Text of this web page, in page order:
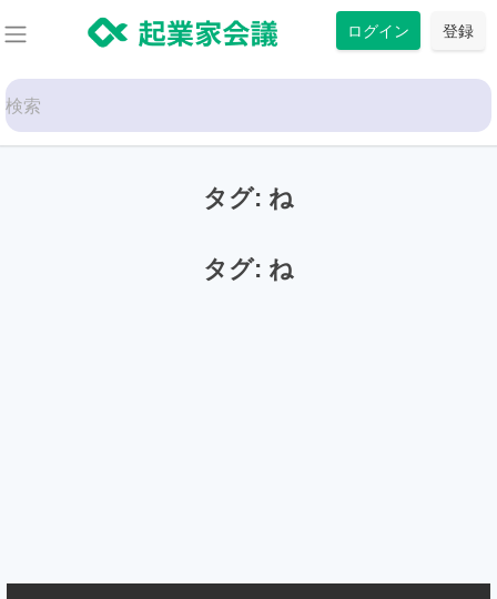
ン
テ
ン
Search
for:
ログイン 登録
タグ: ね
タグ: ね